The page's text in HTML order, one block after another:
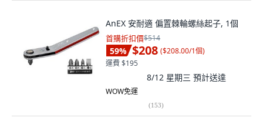
AnEX 安耐適 偏置棘輪螺絲起子, 1個
首購折扣價$514
59% $208 ($208.00/1個)
運費 $195
8/12 星期三 預計送達
WOW免運
(153)